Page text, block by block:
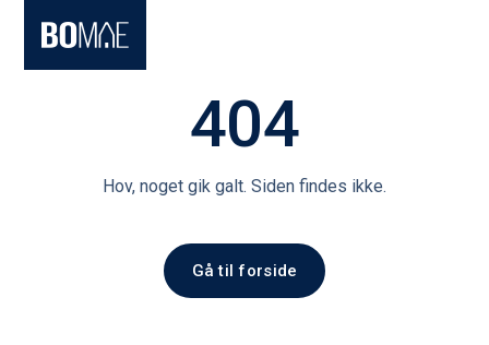
404
Hov, noget gik galt. Siden findes ikke.
Gå til forside